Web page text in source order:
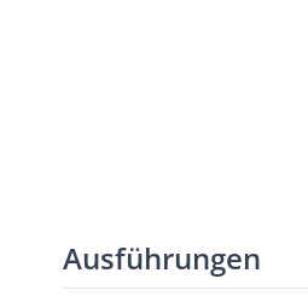
Ausführungen